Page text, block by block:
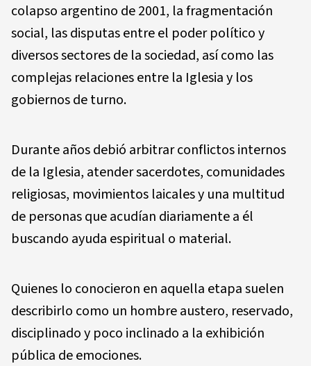
colapso argentino de 2001, la fragmentación
social, las disputas entre el poder político y
diversos sectores de la sociedad, así como las
complejas relaciones entre la Iglesia y los
gobiernos de turno.
Durante años debió arbitrar conflictos internos
de la Iglesia, atender sacerdotes, comunidades
religiosas, movimientos laicales y una multitud
de personas que acudían diariamente a él
buscando ayuda espiritual o material.
Quienes lo conocieron en aquella etapa suelen
describirlo como un hombre austero, reservado,
disciplinado y poco inclinado a la exhibición
pública de emociones.